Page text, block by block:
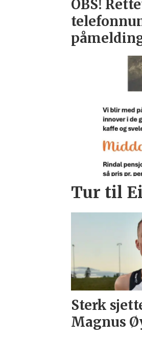
OBS!
Tur til
Sterk
Magnus